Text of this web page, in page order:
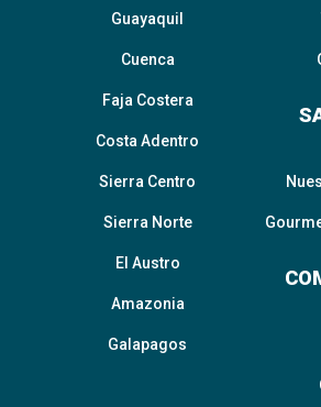
Guayaquil
Cuenca
Faja Costera
Costa Adentro
Sierra Centro
Sierra Norte
El Austro
Amazonia
Galapagos